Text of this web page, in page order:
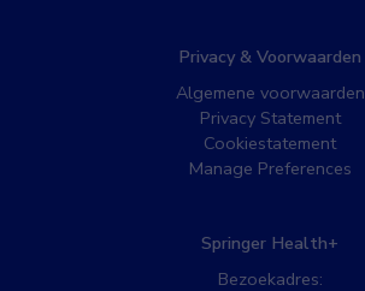
Privacy & Voorwaarden
Algemene voorwaarden
Privacy Statement
Cookiestatement
Manage Preferences
Springer Health+
Bezoekadres: